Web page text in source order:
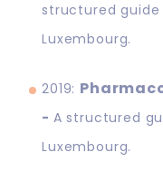
structured
Luxembourg.
2019:
- A structured
Luxembourg.